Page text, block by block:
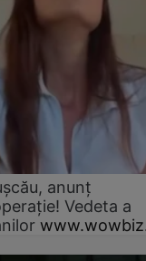
anunț
Vedeta a